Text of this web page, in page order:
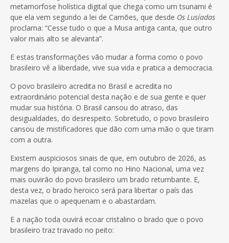
metamorfose holística digital que chega como um tsunami é
que ela vem segundo a lei de Camões, que desde Os Lusíadas
proclama: “Cesse tudo o que a Musa antiga canta, que outro
valor mais alto se alevanta”.
E estas transformações vão mudar a forma como o povo
brasileiro vê a liberdade, vive sua vida e pratica a democracia.
O povo brasileiro acredita no Brasil e acredita no
extraordinário potencial desta nação e de sua gente e quer
mudar sua história. O Brasil cansou do atraso, das
desigualdades, do desrespeito. Sobretudo, o povo brasileiro
cansou de mistificadores que dão com uma mão o que tiram
com a outra.
Existem auspiciosos sinais de que, em outubro de 2026, as
margens do Ipiranga, tal como no Hino Nacional, uma vez
mais ouvirão do povo brasileiro um brado retumbante. E,
desta vez, o brado heroico será para libertar o país das
mazelas que o apequenam e o abastardam.
E a nação toda ouvirá ecoar cristalino o brado que o povo
brasileiro traz travado no peito: